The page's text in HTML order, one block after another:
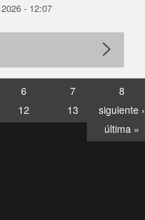
- 12:07
6 7
8
12 13
siguiente ›
última »